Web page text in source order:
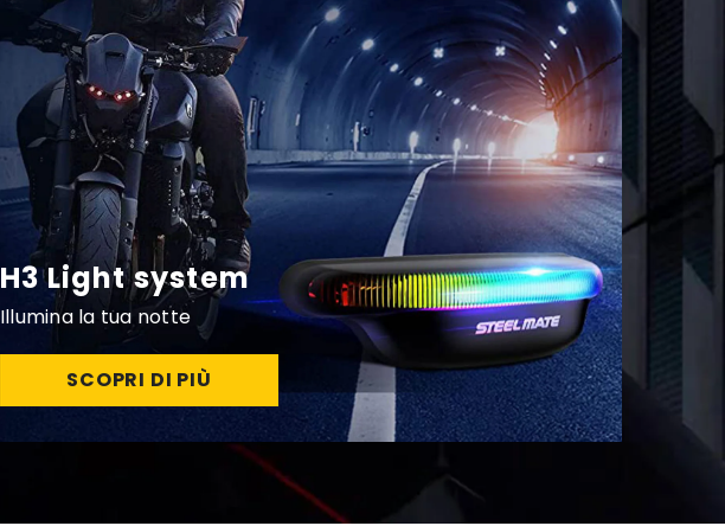
H3 Light system
Illumina la tua notte
SCOPRI DI PIÙ